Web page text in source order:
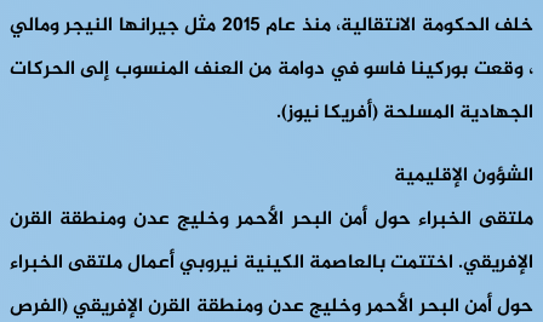
خلف الحكومة الانتقالية، منذ عام 2015 مثل جيرانها النيجر ومالي
، وقعت بوركينا فاسو في دوامة من العنف المنسوب إلى الحركات
الجهادية المسلحة (أفريكا نيوز).
الشؤون الإقليمية
ملتقى الخبراء حول أمن البحر الأحمر وخليج عدن ومنطقة القرن
الإفريقي. اختتمت بالعاصمة الكينية نيروبي أعمال ملتقى الخبراء
حول أمن البحر الأحمر وخليج عدن ومنطقة القرن الإفريقي(الفرص